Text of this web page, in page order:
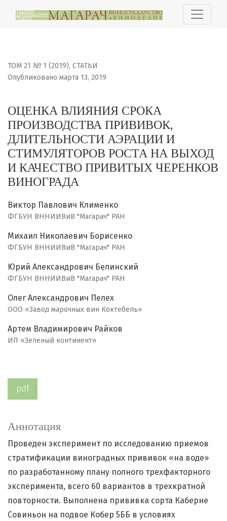
ОЦЕНКА ВЛИЯНИЯ СРОКА ПРОИЗВОДСТВА ПРИВИВОК,
ТОМ 21 № 1 (2019), СТАТЬИ
ОЦЕНКА ВЛИЯНИЯ СРОКА
ПРОИЗВОДСТВА ПРИВИВОК,
ДЛИТЕЛЬНОСТИ АЭРАЦИИ И
СТИМУЛЯТОРОВ РОСТА НА ВЫХОД
И КАЧЕСТВО ПРИВИТЫХ ЧЕРЕНКОВ
ВИНОГРАДА
Опубликовано марта 13, 2019
Виктор Павлович Клименко
ФГБУН ВННИИВиВ "Магарач" РАН
Михаил Николаевич Борисенко
ФГБУН ВННИИВиВ "Магарач" РАН
Юрий Александрович Белинский
ФГБУН ВННИИВиВ "Магарач" РАН
Олег Александрович Пелех
ООО «Завод марочных вин Коктебель»
Артем Владимирович Райков
ИП «Зеленый континент»
pdf
Аннотация
Проведен эксперимент по исследованию приемов
стратификации виноградных прививок «на воде»
по разработанному плану полного трехфакторного
эксперимента, всего 60 вариантов в трехкратной
повторности. Выполнена прививка сорта Каберне
Совиньон на подвое Кобер 5ББ в условиях